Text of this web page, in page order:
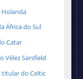
Holanda
África do Sul
Catar
Vélez Sarsfield
titular do Celtic